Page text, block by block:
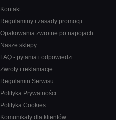
Kontakt
Regulaminy i zasady promocji
Opakowania zwrotne po napojach
Nasze sklepy
FAQ - pytania i odpowiedzi
Zwroty i reklamacje
Regulamin Serwisu
Polityka Prywatności
Polityka Cookies
Komunikaty dla klientów